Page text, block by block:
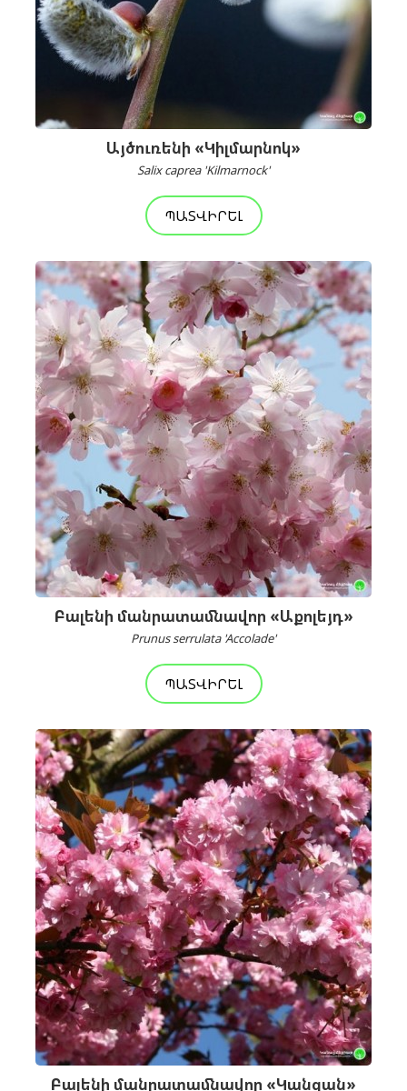
Այծուռենի «Կիլմարնոկ»
Salix caprea 'Kilmarnock'
ՊԱՏՎԻՐԵԼ
Բալենի մանրատամնավոր «Աքոլեյդ»
Prunus serrulata 'Accolade'
ՊԱՏՎԻՐԵԼ
Բալենի մանրատամնավոր «Կանզան»